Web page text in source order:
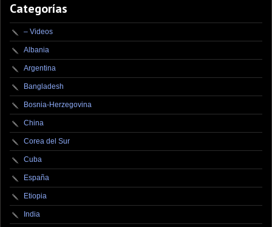
Categorías
– Videos
Albania
Argentina
Bangladesh
Bosnia-Herzegovina
China
Corea del Sur
Cuba
España
Etiopia
India